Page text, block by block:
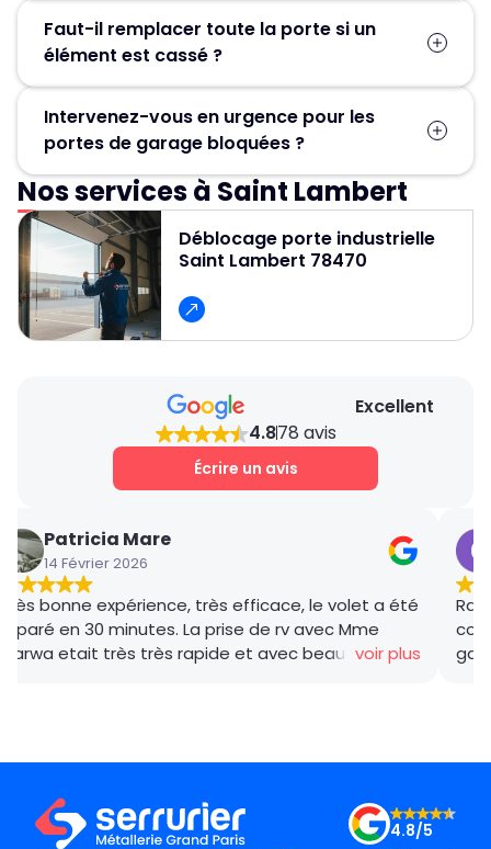
Faut-il remplacer toute la porte si un
élément est cassé ?
les pièces défectueuses (ressort, moteur,
câbles, rails) sont remplacées, ce qui permet
d’éviter un changement complet de la porte.
Intervenez-vous en urgence pour les
portes de garage bloquées ?
Oui, un service d’urgence est disponible
24h/24 et 7j/7 pour débloquer et réparer
rapidement les portes de garage.
Nos services à Saint Lambert
Déblocage porte industrielle
Saint Lambert 78470
Excellent
4.878 avis
Écrire un avis
le volet a été
Mme
beaucoup de
voir plus
Rana , commerciale, s’est occupée de
coordination de la réparation de ma
garage (bloquée) avec
4.8/5